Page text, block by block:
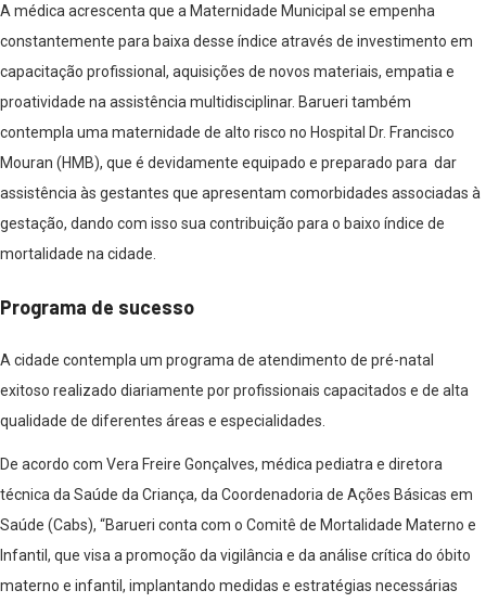
A médica acrescenta que a Maternidade Municipal se empenha
constantemente para baixa desse índice através de investimento em
capacitação profissional, aquisições de novos materiais, empatia e
proatividade na assistência multidisciplinar. Barueri também
contempla uma maternidade de alto risco no Hospital Dr. Francisco
Mouran (HMB), que é devidamente equipado e preparado para dar
assistência às gestantes que apresentam comorbidades associadas à
gestação, dando com isso sua contribuição para o baixo índice de
mortalidade na cidade.
Programa de sucesso
A cidade contempla um programa de atendimento de pré-natal
exitoso realizado diariamente por profissionais capacitados e de alta
qualidade de diferentes áreas e especialidades.
De acordo com Vera Freire Gonçalves, médica pediatra e diretora
técnica da Saúde da Criança, da Coordenadoria de Ações Básicas em
Saúde (Cabs), “Barueri conta com o Comitê de Mortalidade Materno e
Infantil, que visa a promoção da vigilância e da análise crítica do óbito
materno e infantil, implantando medidas e estratégias necessárias